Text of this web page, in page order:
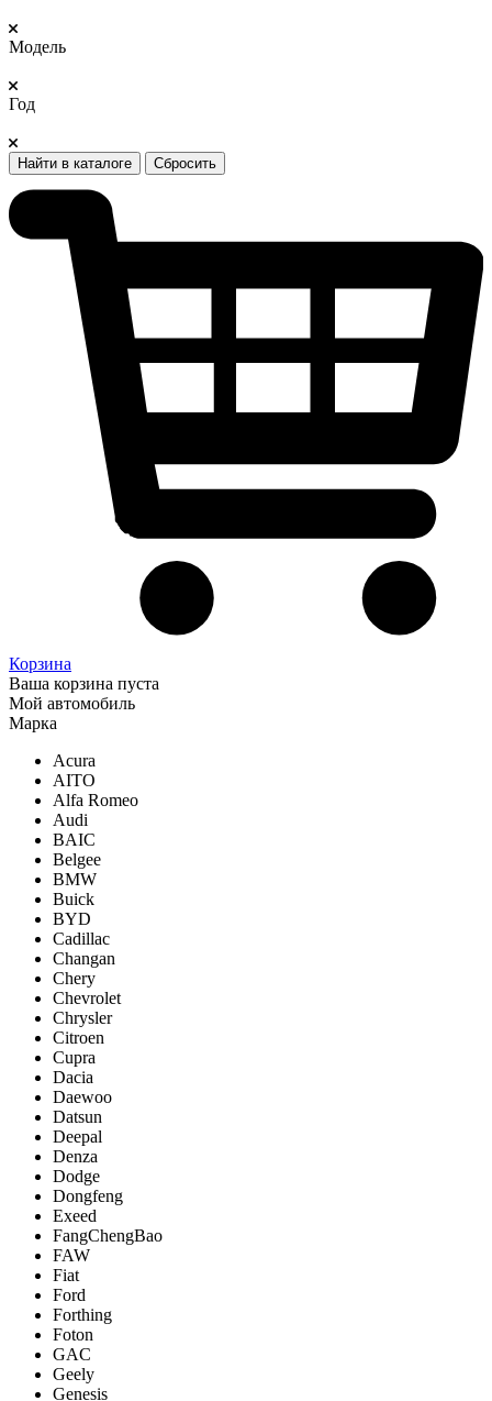
Модель
Год
Найти в каталоге Сбросить
Корзина
Ваша корзина пуста
Мой автомобиль
Марка
Acura
AITO
Alfa Romeo
Audi
BAIC
Belgee
BMW
Buick
BYD
Cadillac
Changan
Chery
Chevrolet
Chrysler
Citroen
Cupra
Dacia
Daewoo
Datsun
Deepal
Denza
Dodge
Dongfeng
Exeed
FangChengBao
FAW
Fiat
Ford
Forthing
Foton
GAC
Geely
Genesis